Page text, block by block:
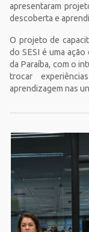
apresentaram
descoberta e
O projeto de
do SESI é uma
da Paraíba, com o
trocar
aprendizagem nas